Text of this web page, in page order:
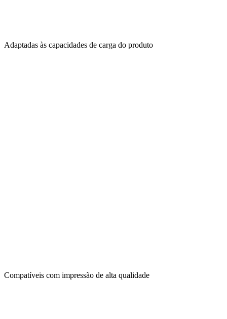
Adaptadas às capacidades de carga do produto
Compatíveis com impressão de alta qualidade